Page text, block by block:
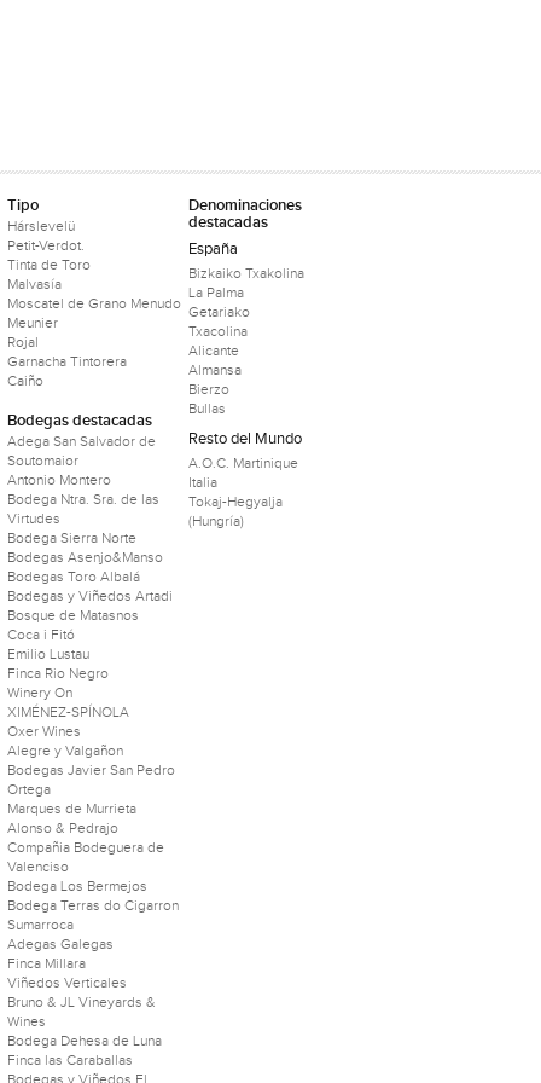
Tipo
Hárslevelü
Petit-Verdot.
Tinta de Toro
Malvasía
Moscatel de Grano Menudo
Meunier
Rojal
Garnacha Tintorera
Caiño
Bodegas destacadas
Adega San Salvador de
Soutomaior
Antonio Montero
Bodega Ntra. Sra. de las
Virtudes
Bodega Sierra Norte
Bodegas Asenjo&Manso
Bodegas Toro Albalá
Bodegas y Viñedos Artadi
Bosque de Matasnos
Coca i Fitó
Emilio Lustau
Finca Rio Negro
Winery On
XIMÉNEZ-SPÍNOLA
Oxer Wines
Alegre y Valgañon
Bodegas Javier San Pedro
Ortega
Marques de Murrieta
Alonso & Pedrajo
Compañia Bodeguera de
Valenciso
Bodega Los Bermejos
Bodega Terras do Cigarron
Sumarroca
Adegas Galegas
Finca Millara
Viñedos Verticales
Bruno & JL Vineyards &
Wines
Bodega Dehesa de Luna
Finca las Caraballas
Bodegas y Viñedos El
Denominaciones
destacadas
España
Bizkaiko Txakolina
La Palma
Getariako
Txacolina
Alicante
Almansa
Bierzo
Bullas
Resto del Mundo
A.O.C. Martinique
Italia
Tokaj-Hegyalja
(Hungría)